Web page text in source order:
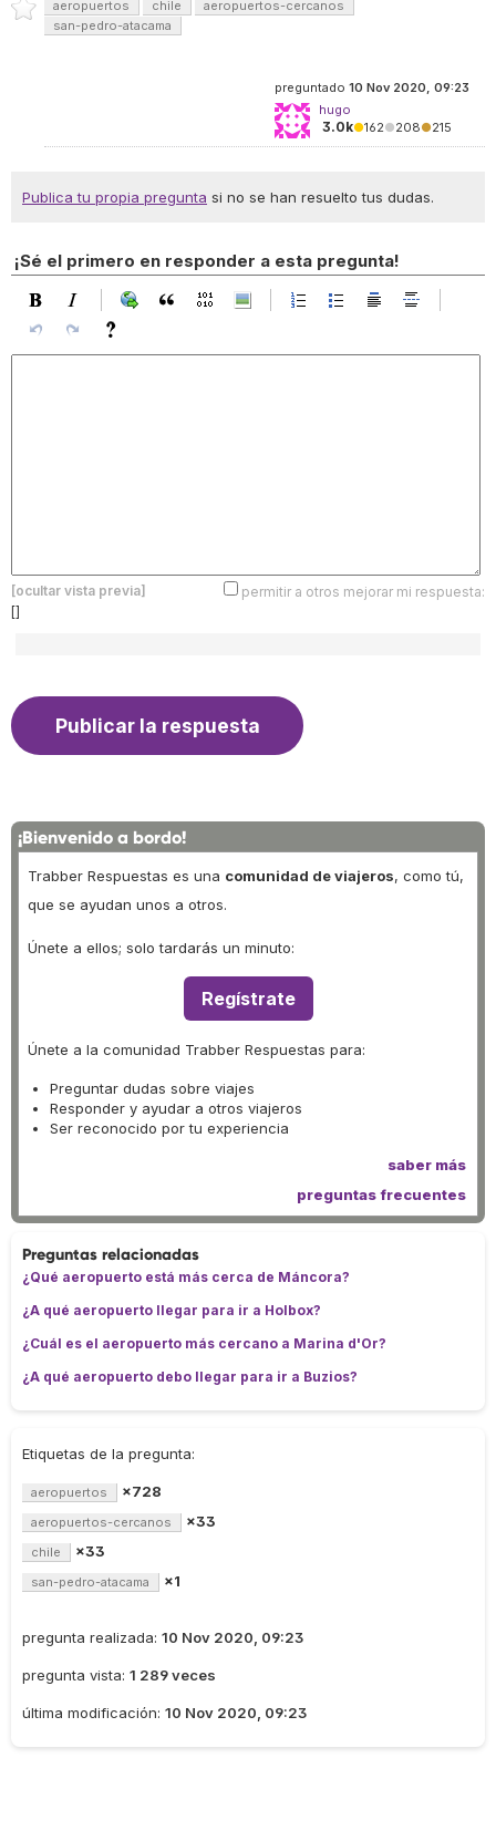
aeropuertos chile
aeropuertos-cercanos
san-pedro-atacama
preguntado 10 Nov 2020, 09:23
hugo
3.0k●162●208●215
Publica tu propia pregunta si no se han resuelto tus dudas.
¡Sé el primero en responder a esta pregunta!
[ocultar vista previa]
permitir a otros mejorar mi respuesta:
[]
¡Bienvenido a bordo!
Trabber Respuestas es una comunidad de viajeros, como tú,
que se ayudan unos a otros.
Únete a ellos; solo tardarás un minuto:
Regístrate
Únete a la comunidad Trabber Respuestas para:
Preguntar dudas sobre viajes
Responder y ayudar a otros viajeros
Ser reconocido por tu experiencia
saber más
preguntas frecuentes
Preguntas relacionadas
¿Qué aeropuerto está más cerca de Máncora?
¿A qué aeropuerto llegar para ir a Holbox?
¿Cuál es el aeropuerto más cercano a Marina d'Or?
¿A qué aeropuerto debo llegar para ir a Buzios?
Etiquetas de la pregunta:
aeropuertos ×728
aeropuertos-cercanos ×33
chile ×33
san-pedro-atacama ×1
pregunta realizada: 10 Nov 2020, 09:23
pregunta vista: 1 289 veces
última modificación: 10 Nov 2020, 09:23